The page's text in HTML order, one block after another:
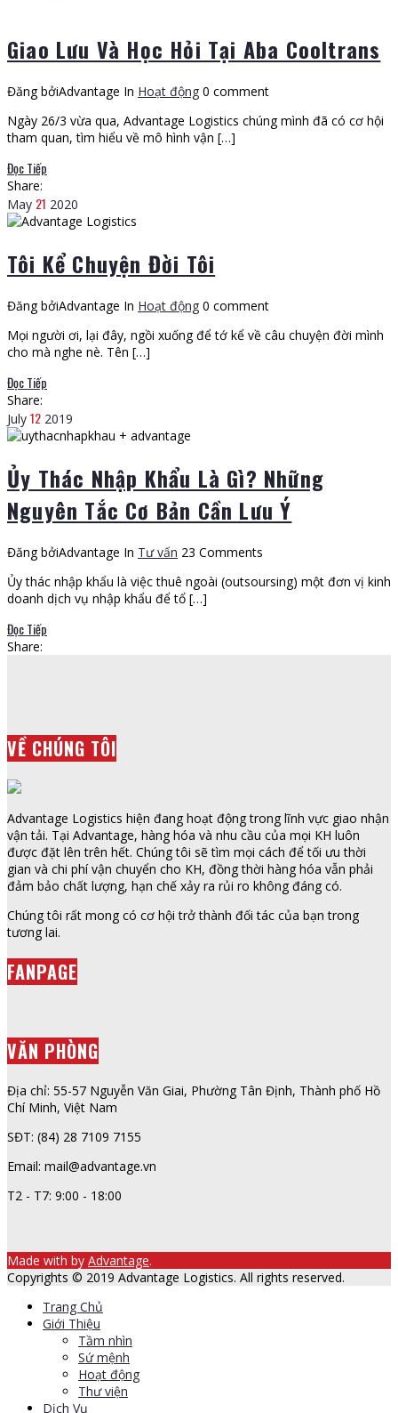
Giao Lưu Và Học Hỏi Tại Aba Cooltrans
Đăng bởiAdvantage In Hoạt động 0 comment
Ngày 26/3 vừa qua, Advantage Logistics chúng mình đã có cơ hội
tham quan, tìm hiểu về mô hình vận […]
Đọc Tiếp
Share:
May 21 2020
Tôi Kể Chuyện Đời Tôi
Đăng bởiAdvantage In Hoạt động 0 comment
Mọi người ơi, lại đây, ngồi xuống để tớ kể về câu chuyện đời mình
cho mà nghe nè. Tên […]
Đọc Tiếp
Share:
July 12 2019
Ủy Thác Nhập Khẩu Là Gì? Những
Nguyên Tắc Cơ Bản Cần Lưu Ý
Đăng bởiAdvantage In Tư vấn 23 Comments
Ủy thác nhập khẩu là việc thuê ngoài (outsoursing) một đơn vị kinh
doanh dịch vụ nhập khẩu để tổ […]
Đọc Tiếp
Share:
VỀ CHÚNG TÔI
Advantage Logistics hiện đang hoạt động trong lĩnh vực giao nhận
vận tải. Tại Advantage, hàng hóa và nhu cầu của mọi KH luôn
được đặt lên trên hết. Chúng tôi sẽ tìm mọi cách để tối ưu thời
gian và chi phí vận chuyển cho KH, đồng thời hàng hóa vẫn phải
đảm bảo chất lượng, hạn chế xảy ra rủi ro không đáng có.
Chúng tôi rất mong có cơ hội trở thành đối tác của bạn trong
tương lai.
FANPAGE
VĂN PHÒNG
Địa chỉ: 55-57 Nguyễn Văn Giai, Phường Tân Định, Thành phố Hồ
Chí Minh, Việt Nam
SĐT: (84) 28 7109 7155
Email: mail@advantage.vn
T2 - T7: 9:00 - 18:00
Made with by Advantage.
Copyrights © 2019 Advantage Logistics. All rights reserved.
Trang Chủ
Giới Thiệu
Tầm nhìn
Sứ mệnh
Hoạt động
Thư viện
Dịch Vụ